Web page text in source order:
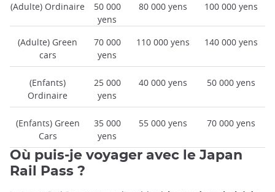
(Adulte) Ordinaire
50 000
yens
80 000 yens 100 000 yens
(Adulte) Green
cars
70 000
yens
110 000 yens 140 000 yens
(Enfants)
Ordinaire
25 000
yens
40 000 yens 50 000 yens
(Enfants) Green
Cars
35 000
yens
55 000 yens 70 000 yens
Où puis-je voyager avec le Japan
Rail Pass ?